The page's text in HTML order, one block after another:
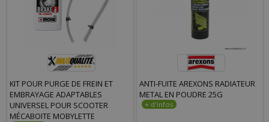
KIT POUR PURGE DE FREIN ET
EMBRAYAGE ADAPTABLES
UNIVERSEL POUR SCOOTER
MÉCABOITE MOBYLETTE
ANTI-FUITE AREXONS RADIATEUR
METAL EN POUDRE 25G